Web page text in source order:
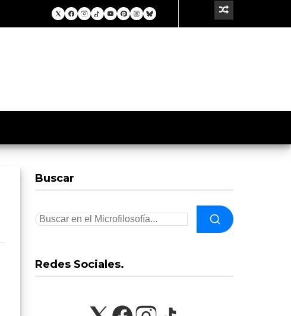
Buscar
Redes Sociales.